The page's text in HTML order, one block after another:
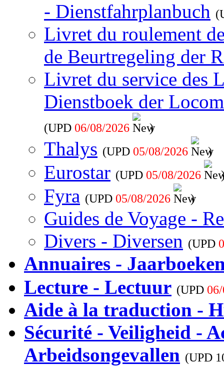
- Dienstfahrplanbuch
Livret du roulement
de Beurtregeling der
Livret du service des
Dienstboek der
(UPD 06/08/2026 )
Thalys (UPD 05/08/2026 )
Eurostar (UPD 05/08/2026
Fyra (UPD 05/08/2026 )
Guides de Voyage -
Divers - Diversen (UPD
Annuaires -
Lecture - Lectuur (UPD
Aide à la traduction -
Sécurité - Veiligheid -
Arbeidsongevallen (UPD